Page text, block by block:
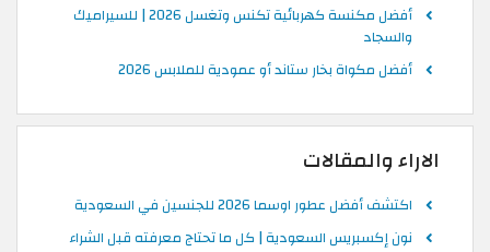
أفضل مكنسة كهربائية تكنس وتغسل 2026 | للسيراميك
والسجاد
أفضل مكواة بخار ستاند أو عمودية للملابس 2026
الاراء والمقالات
اكتشف أفضل عطور اوسما 2026 للجنسين في السعودية
نون إكسبريس السعودية | كل ما تحتاج معرفته قبل الشراء